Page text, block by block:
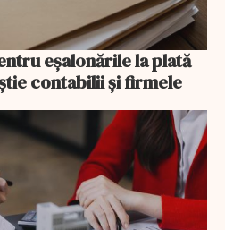
eşalonările la plată
contabilii și firmele